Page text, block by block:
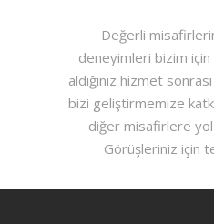
Değerli
deneyimleri bizim için
aldığınız hizmet
bizi geliştirmemize
diğer misafirlere
Görüşleriniz için